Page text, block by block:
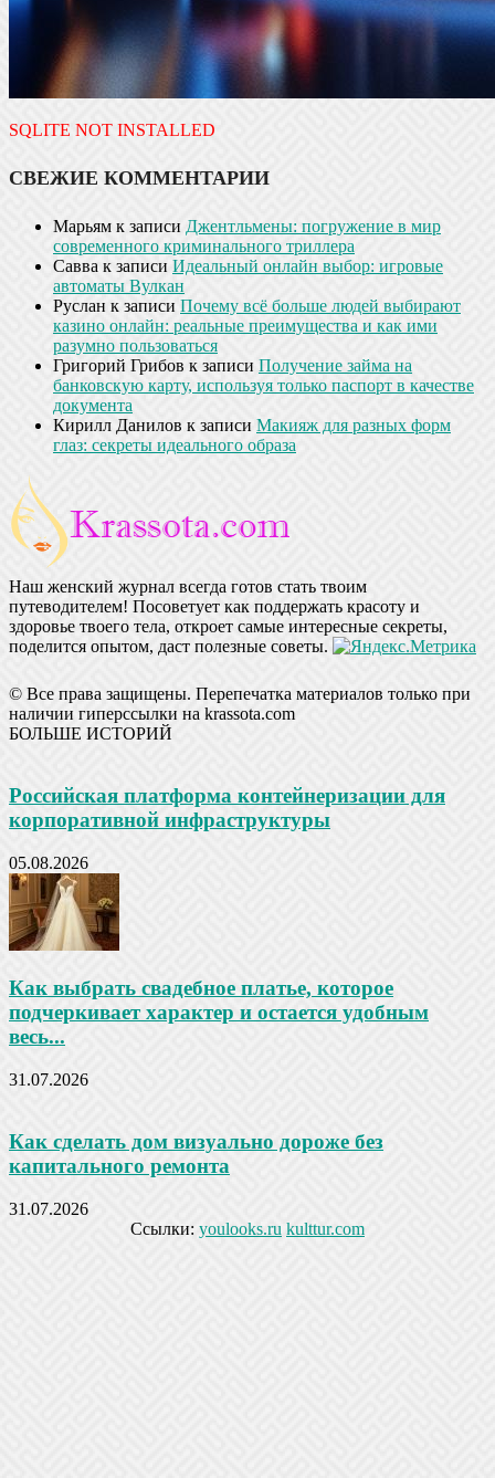
SQLITE NOT INSTALLED
СВЕЖИЕ КОММЕНТАРИИ
Марьям к записи Джентльмены: погружение в мир
современного криминального триллера
Савва к записи Идеальный онлайн выбор: игровые
автоматы Вулкан
Руслан к записи Почему всё больше людей выбирают
казино онлайн: реальные преимущества и как ими
разумно пользоваться
Григорий Грибов к записи Получение займа на
банковскую карту, используя только паспорт в качестве
документа
Кирилл Данилов к записи Макияж для разных форм
глаз: секреты идеального образа
Наш женский журнал всегда готов стать твоим
путеводителем! Посоветует как поддержать красоту и
здоровье твоего тела, откроет самые интересные секреты,
поделится опытом, даст полезные советы.
© Все права защищены. Перепечатка материалов только при
наличии гиперссылки на krassota.com
БОЛЬШЕ ИСТОРИЙ
Российская платформа контейнеризации для
корпоративной инфраструктуры
05.08.2026
Как выбрать свадебное платье, которое
подчеркивает характер и остается удобным
весь...
31.07.2026
Как сделать дом визуально дороже без
капитального ремонта
31.07.2026
Ссылки: youlooks.ru kulttur.com